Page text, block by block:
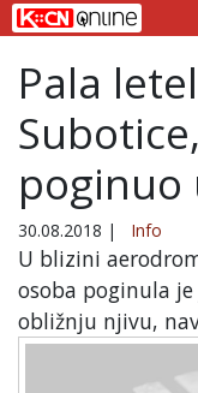
Pala
poginuo
30.08.2018 | Info
U blizini
osoba poginula
obližnju njivu,